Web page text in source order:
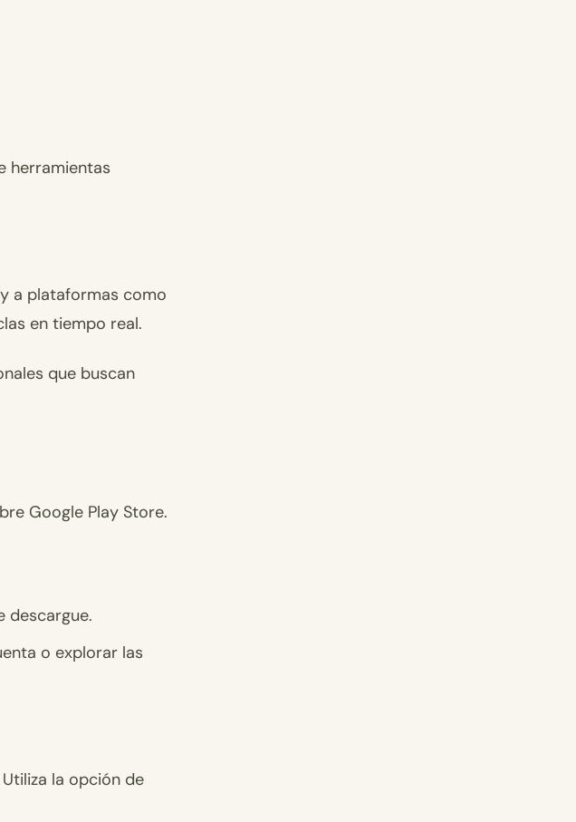
herramientas
a plataformas como
en tiempo real.
que buscan
Google Play Store.
descargue.
o explorar las
la opción de